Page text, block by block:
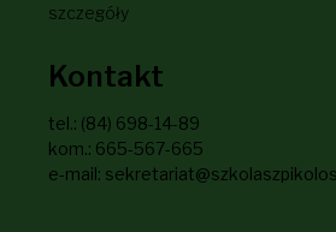
szczegóły
Kontakt
tel.: (84) 698-14-89
kom.: 665-567-665
e-mail: